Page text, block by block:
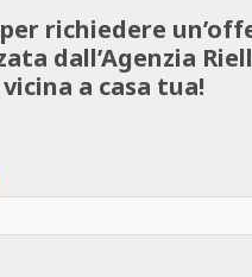
richiedere
dall’Agenzia
vicina a casa tua!